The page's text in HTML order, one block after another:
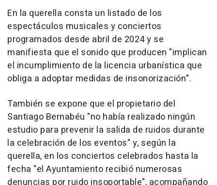
En la querella consta un listado de los
espectáculos musicales y conciertos
programados desde abril de 2024 y se
manifiesta que el sonido que producen "implican
el incumplimiento de la licencia urbanística que
obliga a adoptar medidas de insonorización".
También se expone que el propietario del
Santiago Bernabéu "no había realizado ningún
estudio para prevenir la salida de ruidos durante
la celebración de los eventos" y, según la
querella, en los conciertos celebrados hasta la
fecha "el Ayuntamiento recibió numerosas